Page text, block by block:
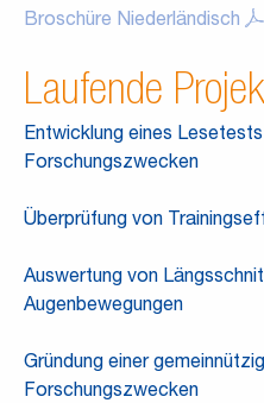
Broschüre Niederländisch
Laufende
Entwicklung eines
Forschungszwecken
Überprüfung von
Auswertung von
Augenbewegungen
Gründung einer
Forschungszwecken